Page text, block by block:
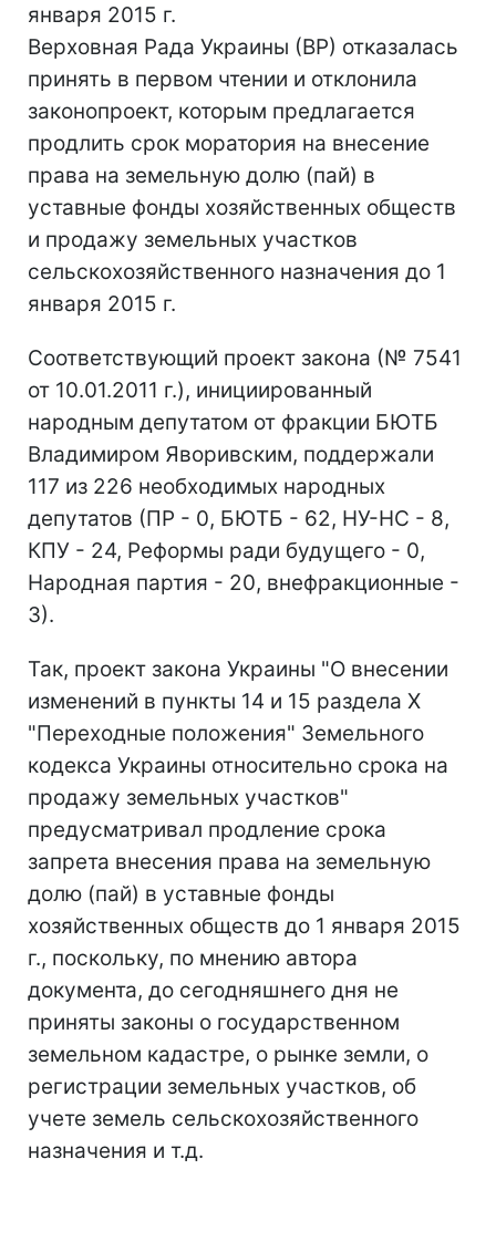
января 2015 г.
Верховная Рада Украины (ВР) отказалась
принять в первом чтении и отклонила
законопроект, которым предлагается
продлить срок моратория на внесение
права на земельную долю (пай) в
уставные фонды хозяйственных обществ
и продажу земельных участков
сельскохозяйственного назначения до 1
января 2015 г.
Соответствующий проект закона (№ 7541
от 10.01.2011 г.), инициированный
народным депутатом от фракции БЮТБ
Владимиром Яворивским, поддержали
117 из 226 необходимых народных
депутатов (ПР - 0, БЮТБ - 62, НУ-НС - 8,
КПУ - 24, Реформы ради будущего - 0,
Народная партия - 20, внефракционные -
3).
Так, проект закона Украины "О внесении
изменений в пункты 14 и 15 раздела Х
"Переходные положения" Земельного
кодекса Украины относительно срока на
продажу земельных участков"
предусматривал продление срока
запрета внесения права на земельную
долю (пай) в уставные фонды
хозяйственных обществ до 1 января 2015
г., поскольку, по мнению автора
документа, до сегодняшнего дня не
приняты законы о государственном
земельном кадастре, о рынке земли, о
регистрации земельных участков, об
учете земель сельскохозяйственного
назначения и т.д.